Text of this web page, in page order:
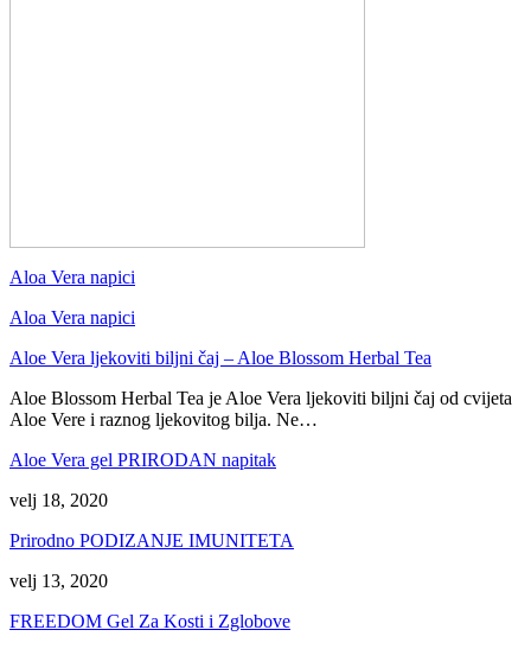
Aloa Vera napici
Aloa Vera napici
Aloe Vera ljekoviti biljni čaj – Aloe Blossom Herbal Tea
Aloe Blossom Herbal Tea je Aloe Vera ljekoviti biljni čaj od cvijeta
Aloe Vere i raznog ljekovitog bilja. Ne…
Aloe Vera gel PRIRODAN napitak
velj 18, 2020
Prirodno PODIZANJE IMUNITETA
velj 13, 2020
FREEDOM Gel Za Kosti i Zglobove